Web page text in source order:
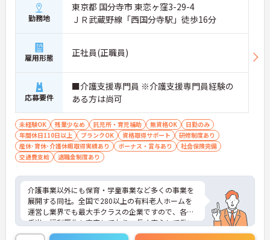
勤務地
東京都 国分寺市 東恋ヶ窪3-29-4
ＪＲ武蔵野線「西国分寺駅」徒歩16分
雇用形態 正社員(正職員)
応募要件
■介護支援専門員 ※介護支援専門員経験の
ある方は尚可
未経験OK 残業少なめ 託児所・育児補助 無資格OK
日勤のみ
年間休日110日以上
ブランクOK 資格取得サポート
研修制度あり
産休･育休･介護休暇取得実績あり
ボーナス・賞与あり
社会保険完備
交通費支給
退職金制度あり
介護事業以外にも保育・学童事業など多くの事業を
展開する同社。全国で280以上の有料老人ホームを
運営し業界でも最大手クラスの企業ですので、各種
手当、福利厚生も充実しており、長く安心して働い
ていただける環境です。ご興味ある方には、面接対